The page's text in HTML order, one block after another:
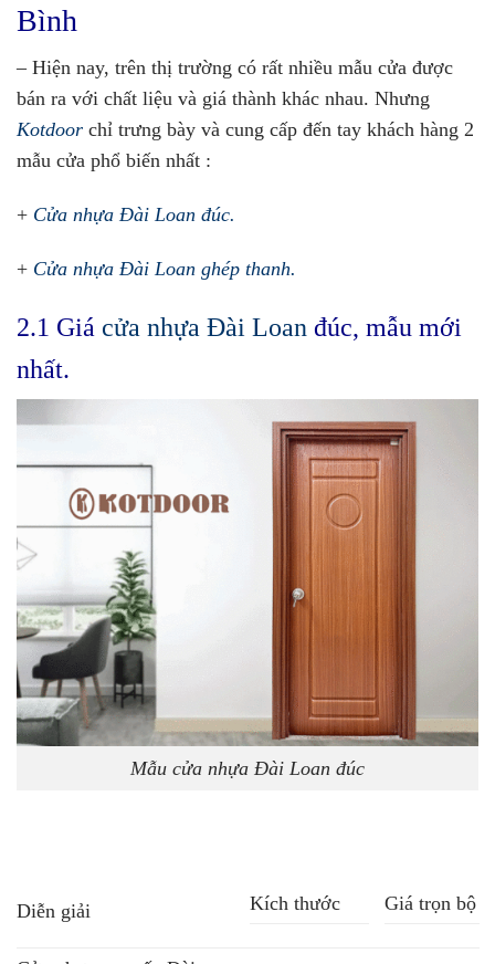
Bình
– Hiện nay, trên thị trường có rất nhiều mẫu cửa được
bán ra với chất liệu và giá thành khác nhau. Nhưng
Kotdoor chỉ trưng bày và cung cấp đến tay khách hàng 2
mẫu cửa phổ biến nhất :
+ Cửa nhựa Đài Loan đúc.
+ Cửa nhựa Đài Loan ghép thanh.
2.1 Giá cửa nhựa Đài Loan đúc, mẫu mới
nhất.
Mẫu cửa nhựa Đài Loan đúc
Diễn giải Kích thước Giá trọn bộ